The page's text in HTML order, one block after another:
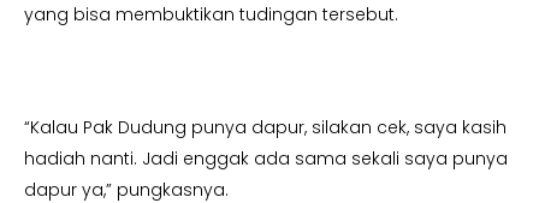
yang bisa membuktikan tudingan tersebut.
“Kalau Pak Dudung punya dapur, silakan cek, saya kasih
hadiah nanti. Jadi enggak ada sama sekali saya punya
dapur ya,” pungkasnya.